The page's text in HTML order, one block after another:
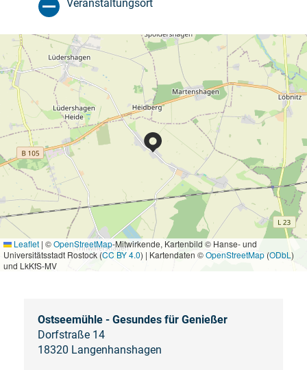
Veranstaltungsort
Leaflet | ©OpenStreetMap-Mitwirkende, Kartenbild © Hanse- und
Universitätsstadt Rostock (CC BY 4.0) | Kartendaten ©OpenStreetMap (ODbL )
und LkKfS-MV
Ostseemühle - Gesundes für Genießer
Dorfstraße 14
18320 Langenhanshagen